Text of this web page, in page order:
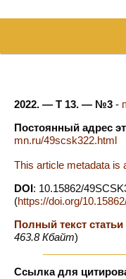
2022. — Т 13. — №3 -
Постоянный адрес
mn.ru/49scsk322.html
This article metadata is
DOI : 10.15862/
(https://doi.org/
Полный текст
463.8 Кбайт)
Ссылка для